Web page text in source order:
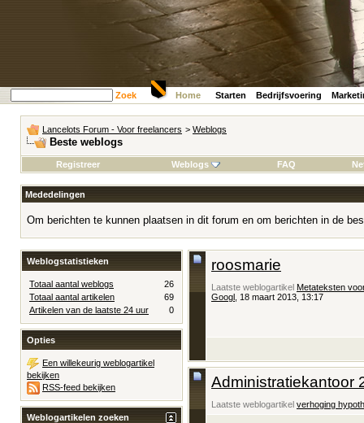
Zoek Home Starten Bedrijfsvoering
Lancelots Forum - Voor freelancers > Weblogs
Beste weblogs
Registreer Weblogs FAQ
Mededelingen
Om berichten te kunnen plaatsen in dit forum en om berichten in de
roosmarie
Laatste weblogartikel Metateksten
Googl , 18 maart 2013, 13:17
Administratiekantoor
Laatste weblogartikel verhoging
Weblogstatistieken
Totaal aantal weblogs
26
Totaal aantal artikelen
69
Artikelen van de laatste 24 uur
0
Opties
Een willekeurig weblogartikel
bekijken
RSS-feed bekijken
Weblogartikelen zoeken